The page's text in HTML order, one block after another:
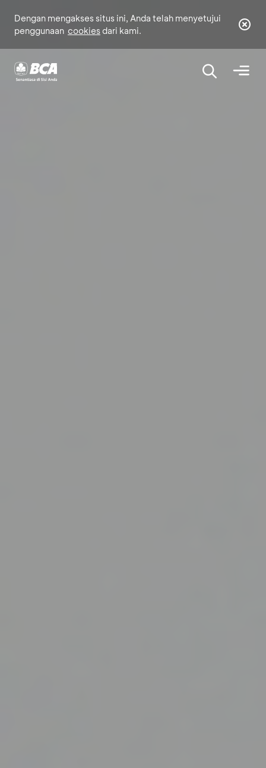
Dengan mengakses situs ini, Anda telah menyetujui
penggunaan cookies dari kami.